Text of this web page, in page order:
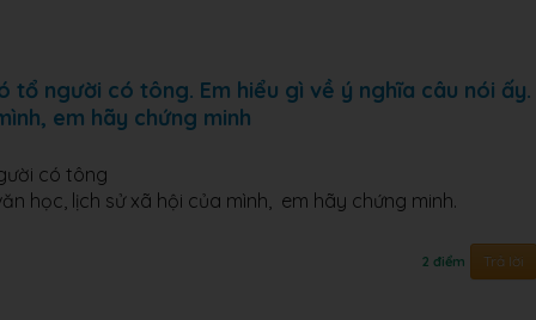
tổ người có tông. Em hiểu gì về ý nghĩa câu nói ấy.
em hãy chứng minh
có tông
học, lịch sử xã hội của mình, em hãy chứng minh.
2 điểm Trả lời